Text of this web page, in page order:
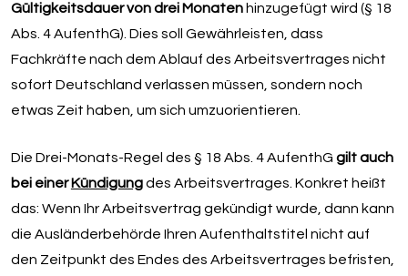
Gültigkeitsdauer von drei Monaten hinzugefügt wird (§ 18
Abs. 4 AufenthG). Dies soll Gewährleisten, dass
Fachkräfte nach dem Ablauf des Arbeitsvertrages nicht
sofort Deutschland verlassen müssen, sondern noch
etwas Zeit haben, um sich umzuorientieren.
Die Drei-Monats-Regel des § 18 Abs. 4 AufenthG gilt auch
bei einerKündigungdes Arbeitsvertrages. Konkret heißt
das: Wenn Ihr Arbeitsvertrag gekündigt wurde, dann kann
die Ausländerbehörde Ihren Aufenthaltstitel nicht auf
den Zeitpunkt des Endes des Arbeitsvertrages befristen,